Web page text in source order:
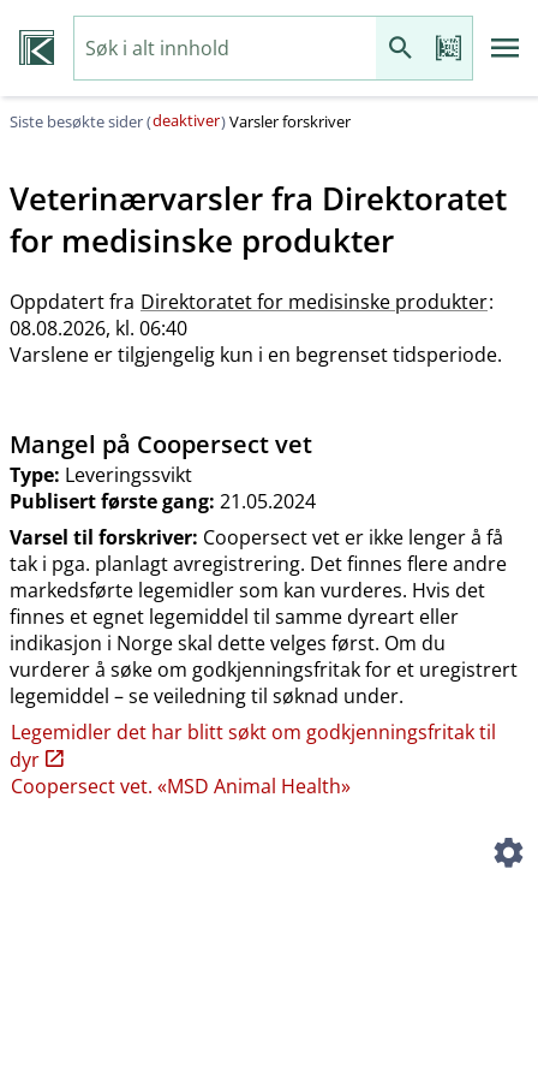
Siste besøkte sider (deaktiver)Varsler forskriver
Veterinærvarsler fra Direktoratet
for medisinske produkter
Oppdatert fra Direktoratet for medisinske produkter:
08.08.2026, kl. 06:40
Varslene er tilgjengelig kun i en begrenset tidsperiode.
Mangel på Coopersect vet
Type: Leveringssvikt
Publisert første gang: 21.05.2024
Varsel til forskriver: Coopersect vet er ikke lenger å få
tak i pga. planlagt avregistrering. Det finnes flere andre
markedsførte legemidler som kan vurderes. Hvis det
finnes et egnet legemiddel til samme dyreart eller
indikasjon i Norge skal dette velges først. Om du
vurderer å søke om godkjenningsfritak for et uregistrert
legemiddel – se veiledning til søknad under.
Legemidler det har blitt søkt om godkjenningsfritak til
dyr
Coopersect vet. «MSD Animal Health»